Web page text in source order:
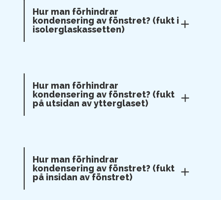
Hur man förhindrar
kondensering av fönstret? (fukt i
isolerglaskassetten)
Hur man förhindrar
kondensering av fönstret? (fukt
på utsidan av ytterglaset)
Hur man förhindrar
kondensering av fönstret? (fukt
på insidan av fönstret)